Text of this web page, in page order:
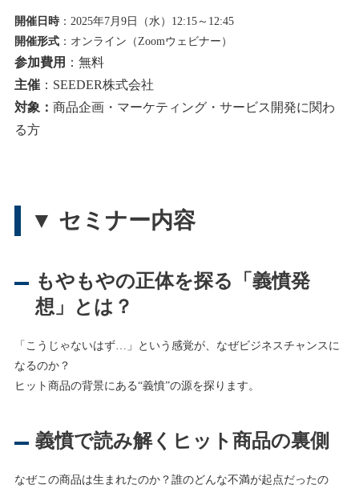
開催日時：2025年7月9日（水）12:15～12:45
開催形式：オンライン（Zoomウェビナー）
参加費用 ：無料
主催：SEEDER株式会社
対象： 商品企画・マーケティング・サービス開発に関わ
る方
▼ セミナー内容
もやもやの正体を探る「義憤発
想」とは？
「こうじゃないはず…」という感覚が、なぜビジネスチャンスに
なるのか？
ヒット商品の背景にある“義憤”の源を探ります。
義憤で読み解くヒット商品の裏側
なぜこの商品は生まれたのか？誰のどんな不満が起点だったの